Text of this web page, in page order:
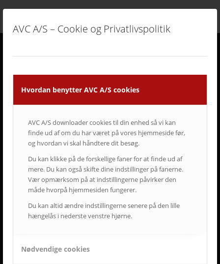
AVC A/S – Cookie og Privatlivspolitik
Hvordan benytter AVC A/S cookies
AVC A/S downloader cookies til din enhed så vi kan
finde ud af om du har været på vores hjemmeside før,
og hvordan vi skal håndtere dit besøg.
Du kan klikke på de forskellige faner for at finde ud af
mere. Du kan også skifte dine indstillinger på fanerne.
Vær opmærksom på at indstillingerne påvirker den
måde hvorpå hjemmesiden fungerer.
Du kan altid ændre indstillingerne senere på den lille
hængelås i nederste venstre hjørne.
Nødvendige cookies
• Vi lytter og har fokus på din virksomhed og Jeres behov.
• Vi er vedholdende og følger altid opgaven helt til dørs.
• Vi er ansvarsbevidste og følger op på løsningen.
• Vi tilbyder dig Danmarks bedste service & support.
• Vi har mere end 50-års erfaring inden for AV-branchen.
• Vi skaber langsigtede løsninger.
• Vi ved at tilfredse kunder giver langvarige samarbejder.
ET LILLE UDSNIT AF SUCCESFULDE LØSNINGER